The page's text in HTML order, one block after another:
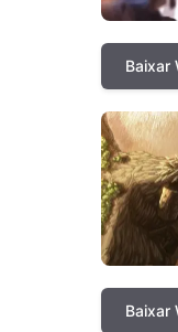
Baixar
Baixar